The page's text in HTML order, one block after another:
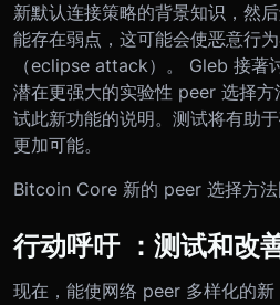
新默认连接策略的背景知识，然
能存在弱点，这可能会使恶意行
（eclipse attack）。 Gleb 接著
潜在更强大的实验性 peer 选择
试此新功能的说明。测试将有助
更加可能。
Bitcoin Core 新的 peer 选择方
行动呼吁 ：测试和改
现在，能使网络 peer 多样化的